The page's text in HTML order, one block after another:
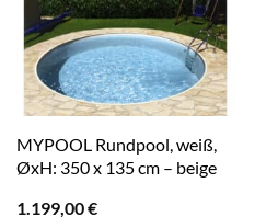
MYPOOL Rundpool, weiß,
ØxH: 350 x 135 cm – beige
1.199,00€